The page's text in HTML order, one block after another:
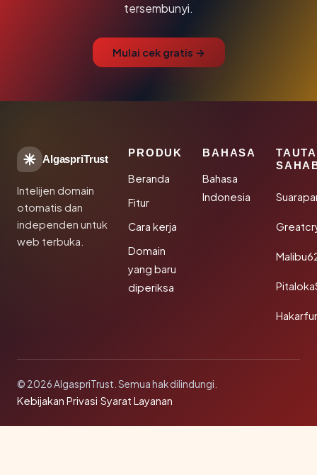
tersembunyi.
Mulai cek gratis →
AlgaspriTrust
Intelijen domain
otomatis dan
independen untuk
web terbuka.
PRODUK
Beranda
Fitur
Cara kerja
Domain
yang baru
diperiksa
BAHASA
Bahasa
Indonesia
© 2026 AlgaspriTrust. Semua hak dilindungi.
Kebijakan Privasi·Syarat Layanan